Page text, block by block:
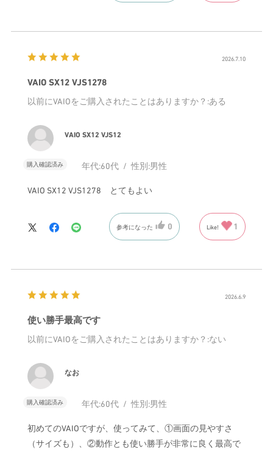
2026.7.10
VAIO SX12 VJS1278
以前にVAIOをご購入されたことはありますか？ :ある
VAIO SX12 VJS12
購入確認済み 年代:60代 性別:男性
VAIO SX12 VJS1278 とてもよい
参考になった 0 Like! 1
2026.6.9
使い勝手最高です
以前にVAIOをご購入されたことはありますか？ :ない
なお
購入確認済み 年代:60代 性別:男性
初めてのVAIOですが、使ってみて、①画面の見やすさ
（サイズも）、②動作とも使い勝手が非常に良く最高で